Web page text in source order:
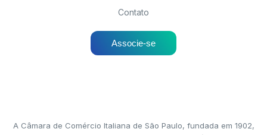
Contato
Associe-se
A Câmara de Comércio Italiana de São Paulo, fundada em 1902,